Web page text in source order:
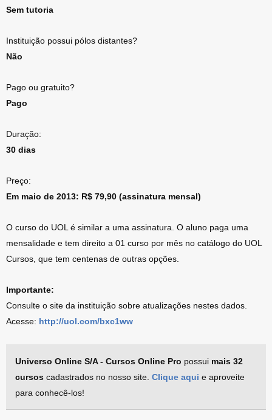
Sem tutoria
Instituição possui pólos distantes?
Não
Pago ou gratuito?
Pago
Duração:
30 dias
Preço:
Em maio de 2013: R$ 79,90 (assinatura mensal)
O curso do UOL é similar a uma assinatura. O aluno paga uma
mensalidade e tem direito a 01 curso por mês no catálogo do UOL
Cursos, que tem centenas de outras opções.
Importante:
Consulte o site da instituição sobre atualizações nestes dados.
Acesse: http://uol.com/bxc1ww
Universo Online S/A - Cursos Online Pro possui mais 32
cursos cadastrados no nosso site. Clique aqui e aproveite
para conhecê-los!